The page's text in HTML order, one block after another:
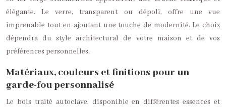
élégante. Le verre, transparent ou dépoli, offre une vue
imprenable tout en ajoutant une touche de modernité. Le choix
dépendra du style architectural de votre maison et de vos
préférences personnelles.
Matériaux, couleurs et finitions pour un
garde-fou personnalisé
Le bois traité autoclave, disponible en différentes essences et